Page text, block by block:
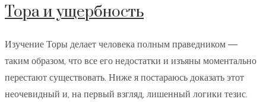
Тора и ущербность
Изучение Торы делает человека полным праведником —
таким образом, что все его недостатки и изъяны моментально
перестают существовать. Ниже я постараюсь доказать этот
неочевидный и, на первый взгляд, лишенный логики тезис.